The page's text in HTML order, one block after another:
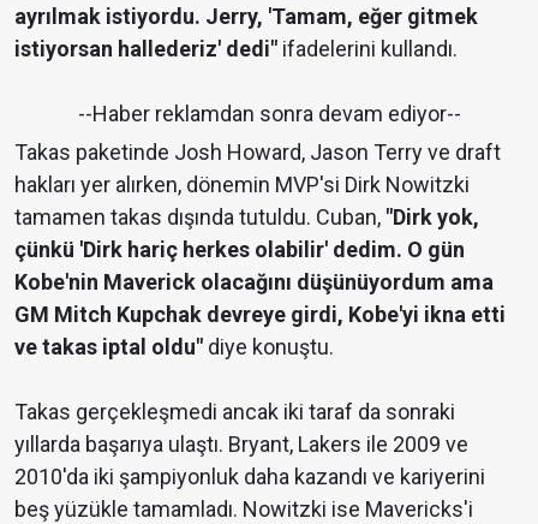
ayrılmak istiyordu. Jerry, 'Tamam, eğer gitmek
istiyorsan hallederiz' dedi" ifadelerini kullandı.
--Haber reklamdan sonra devam ediyor--
Takas paketinde Josh Howard, Jason Terry ve draft
hakları yer alırken, dönemin MVP'si Dirk Nowitzki
tamamen takas dışında tutuldu. Cuban, "Dirk yok,
çünkü 'Dirk hariç herkes olabilir' dedim. O gün
Kobe'nin Maverick olacağını düşünüyordum ama
GM Mitch Kupchak devreye girdi, Kobe'yi ikna etti
ve takas iptal oldu" diye konuştu.
Takas gerçekleşmedi ancak iki taraf da sonraki
yıllarda başarıya ulaştı. Bryant, Lakers ile 2009 ve
2010'da iki şampiyonluk daha kazandı ve kariyerini
beş yüzükle tamamladı. Nowitzki ise Mavericks'i